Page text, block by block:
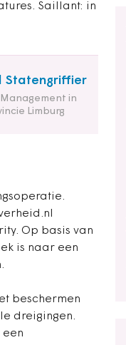
Saillant: in
Statengriffier
in
Limburg
Op basis van
is naar een
beschermen
dreigingen.